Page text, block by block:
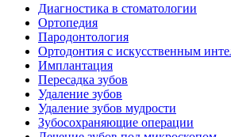
Диагностика в стоматологии
Ортопедия
Пародонтология
Ортодонтия с искусственным
Имплантация
Пересадка зубов
Удаление зубов
Удаление зубов мудрости
Зубосохраняющие операции